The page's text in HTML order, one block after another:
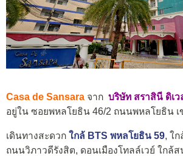
Casa de Sansara จาก บริษัท สราสินี ดิเ
อยู่ใน ซอยพหลโยธิน 46/2 ถนนพหลโยธิน เ
เดินทางสะดวก ใกล้ BTS พหลโยธิน 59, ใ
ถนนวิภาวดีรังสิต, ดอนเมืองโทลล์เวย์ ใกล้